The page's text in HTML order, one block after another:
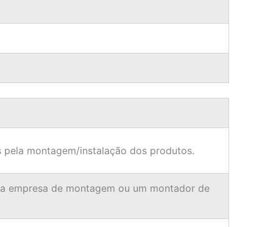
pela montagem/instalação dos produtos.
empresa de montagem ou um montador de